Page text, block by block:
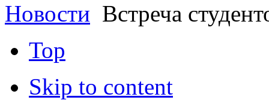
Новости Встреча
Top
Skip to content